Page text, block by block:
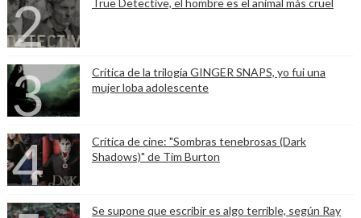
True Detective, el hombre es el animal más cruel
Crítica de la trilogía GINGER SNAPS, yo fui una
mujer loba adolescente
Crítica de cine: "Sombras tenebrosas (Dark
Shadows)" de Tim Burton
Se supone que escribir es algo terrible, según Ray